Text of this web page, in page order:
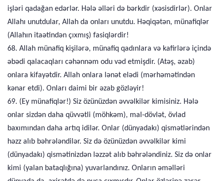
işləri qadağan edərlər. Hələ əlləri də bərkdir (xəsisdirlər). Onlar
Allahı unutdular, Allah da onları unutdu. Həqiqətən, münafiqlər
(Allahın itaətindən çıxmış) fasiqlərdir!
68. Allah münafiq kişilərə, münafiq qadınlara və kafirlərə içində
əbədi qalacaqları cəhənnəm odu vəd etmişdir. (Atəş, əzab)
onlara kifayətdir. Allah onlara lənət elədi (mərhəmətindən
kənar etdi). Onları daimi bir əzab gözləyir!
69. (Ey münafiqlər!) Siz özünüzdən əvvəlkilər kimisiniz. Hələ
onlar sizdən daha qüvvətli (möhkəm), mal-dövlət, övlad
baxımından daha artıq idilər. Onlar (dünyadakı) qismətlərindən
həzz alıb bəhrələndilər. Siz də özünüzdən əvvəlkilər kimi
(dünyadakı) qismətinizdən ləzzət alıb bəhrələndiniz. Siz də onlar
kimi (yalan bataqlığına) yuvarlandınız. Onların əməlləri